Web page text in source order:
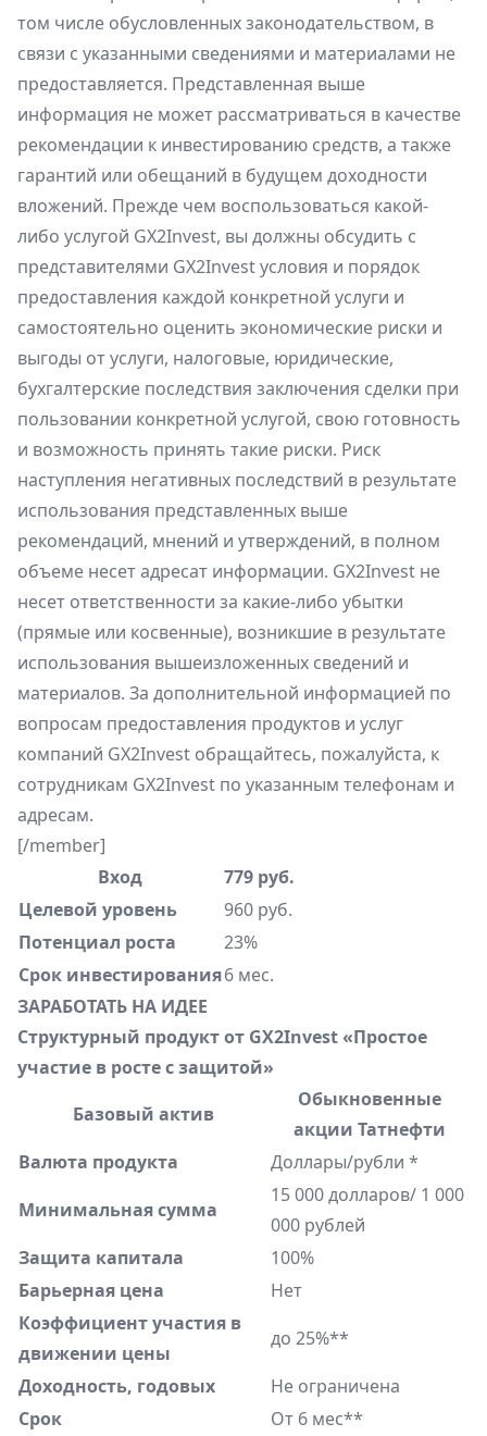
том числе обусловленных законодательством, в
связи с указанными сведениями и материалами не
предоставляется. Представленная выше
информация не может рассматриваться в качестве
рекомендации к инвестированию средств, а также
гарантий или обещаний в будущем доходности
вложений. Прежде чем воспользоваться какой-
либо услугой GX2Invest, вы должны обсудить с
представителями GX2Invest условия и порядок
предоставления каждой конкретной услуги и
самостоятельно оценить экономические риски и
выгоды от услуги, налоговые, юридические,
бухгалтерские последствия заключения сделки при
пользовании конкретной услугой, свою готовность
и возможность принять такие риски. Риск
наступления негативных последствий в результате
использования представленных выше
рекомендаций, мнений и утверждений, в полном
объеме несет адресат информации. GX2Invest не
несет ответственности за какие-либо убытки
(прямые или косвенные), возникшие в результате
использования вышеизложенных сведений и
материалов. За дополнительной информацией по
вопросам предоставления продуктов и услуг
компаний GX2Invest обращайтесь, пожалуйста, к
сотрудникам GX2Invest по указанным телефонам и
адресам.
[/member]
Вход
779 руб.
Целевой уровень
960 руб.
Потенциал роста
23%
Срок инвестирования6 мес.
ЗАРАБОТАТЬ НА ИДЕЕ
Структурный продукт от GX2Invest «Простое
участие в росте с защитой»
Базовый актив
Обыкновенные
акции Татнефти
Валюта продукта
Доллары/рубли *
Минимальная сумма
15 000 долларов/ 1 000
000 рублей
Защита капитала
100%
Барьерная цена
Нет
Коэффициент участия в
движении цены
до 25%**
Доходность, годовых
Не ограничена
Срок
От 6 мес**